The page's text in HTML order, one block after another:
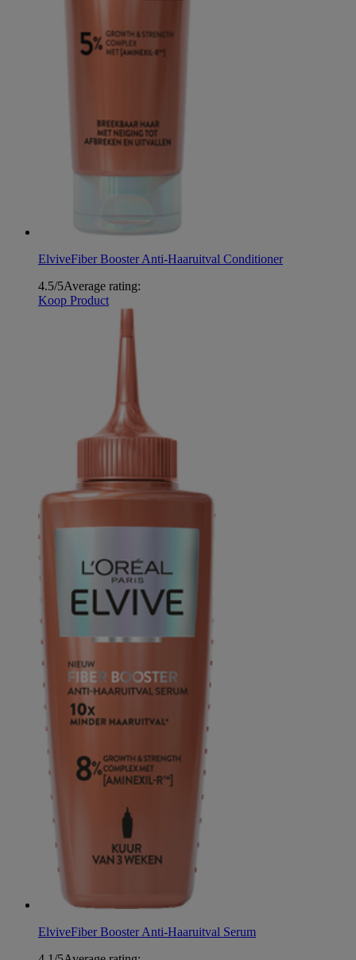
ElviveFiber Booster Anti-Haaruitval Conditioner
4.5/5Average rating:
Koop Product
ElviveFiber Booster Anti-Haaruitval Serum